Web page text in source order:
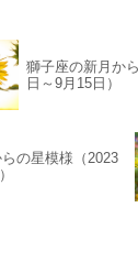
獅子座の新月か
日～9月15日）
の星模様（2023